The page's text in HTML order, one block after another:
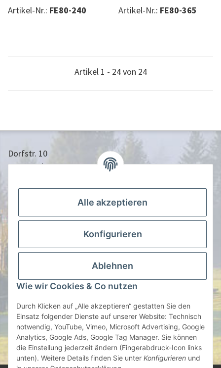
Alle akzeptieren
Konfigurieren
Ablehnen
Wie wir Cookies & Co nutzen
Durch Klicken auf „Alle akzeptieren“ gestatten Sie den
Einsatz folgender Dienste auf unserer Website: Technisch
notwendig, YouTube, Vimeo, Microsoft Advertising, Google
Analytics, Google Ads, Google Tag Manager. Sie können
die Einstellung jederzeit ändern (Fingerabdruck-Icon links
unten). Weitere Details finden Sie unter Konfigurieren und
Artikel-Nr.: FE80-240 Artikel-Nr.: FE80-365
Artikel 1 - 24 von 24
Dorfstr. 10
24613 Aukrug
Gesetzliche Informationen
Information
oder auf Rechnung | Vorauskasse
* Alle Preise inkl. gesetzlicher USt., zzgl.Versand